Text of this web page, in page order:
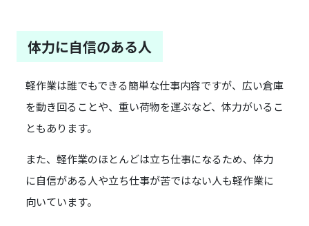
体力に自信のある人
軽作業は誰でもできる簡単な仕事内容ですが、広い倉庫
を動き回ることや、重い荷物を運ぶなど、体力がいるこ
ともあります。
また、軽作業のほとんどは立ち仕事になるため、体力
に自信がある人や立ち仕事が苦ではない人も軽作業に
向いています。